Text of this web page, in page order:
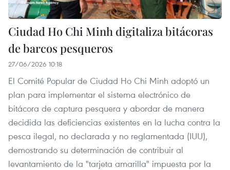
Ciudad Ho Chi Minh digitaliza bitácoras
de barcos pesqueros
27/06/2026 10:18
El Comité Popular de Ciudad Ho Chi Minh adoptó un
plan para implementar el sistema electrónico de
bitácora de captura pesquera y abordar de manera
decidida las deficiencias existentes en la lucha contra la
pesca ilegal, no declarada y no reglamentada (IUU),
demostrando su determinación de contribuir al
levantamiento de la "tarjeta amarilla" impuesta por la